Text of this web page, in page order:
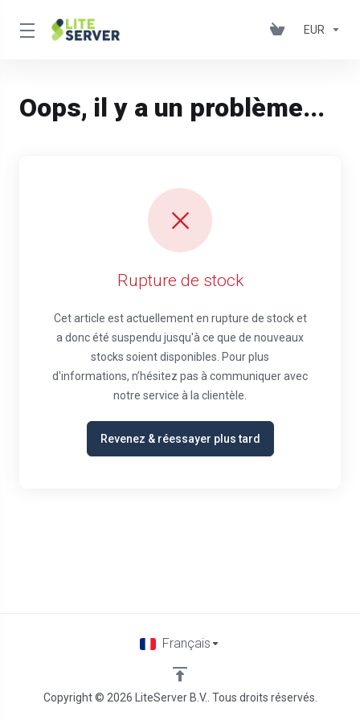
EUR
Oops, il y a un problème...
Rupture de stock
Cet article est actuellement en rupture de stock et
a donc été suspendu jusqu'à ce que de nouveaux
stocks soient disponibles. Pour plus
d'informations, n’hésitez pas à communiquer avec
notre service à la clientèle.
Revenez & réessayer plus tard
Copyright © 2026 LiteServer B.V.. Tous droits réservés.
Français